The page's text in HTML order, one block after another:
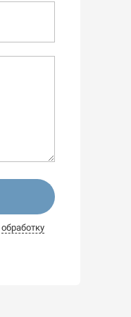
обработку